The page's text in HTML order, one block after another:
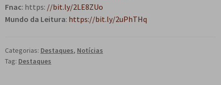
Fnac: https: //bit.ly/2LE8ZUo
Mundo da Leitura: https://bit.ly/2uPhTHq
Categorias: Destaques, Notícias
Tag: Destaques